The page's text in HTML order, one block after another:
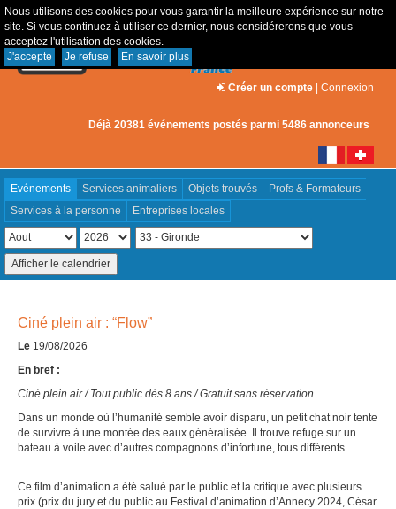
Nous utilisons des cookies pour vous garantir la meilleure expérience sur notre
site. Si vous continuez à utiliser ce dernier, nous considérerons que vous
acceptez l'utilisation des cookies.
J'accepte
Je refuse En savoir plus
Créer un compte | Connexion
Déjà 20381 événements postés parmi 5486 annonceurs
Evénements Services animaliers Objets trouvés
Profs & Formateurs
Services à la personne
Entreprises locales
Ciné plein air : “Flow”
Le 19/08/2026
En bref :
Ciné plein air / Tout public dès 8 ans / Gratuit sans réservation
Dans un monde où l’humanité semble avoir disparu, un petit chat noir tente
de survivre à une montée des eaux généralisée. Il trouve refuge sur un
bateau à voile avec d’autres compagnons d’infortune, tous différents.
Ce film d’animation a été salué par le public et la critique avec plusieurs
prix (prix du jury et du public au Festival d’animation d’Annecy 2024, César